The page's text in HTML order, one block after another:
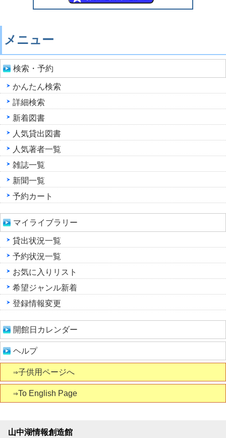
メニュー
検索・予約
かんたん検索
詳細検索
新着図書
人気貸出図書
人気著者一覧
雑誌一覧
新聞一覧
予約カート
マイライブラリー
貸出状況一覧
予約状況一覧
お気に入りリスト
希望ジャンル新着
登録情報変更
開館日カレンダー
ヘルプ
⇒子供用ページへ
⇒To English Page
山中湖情報創造館